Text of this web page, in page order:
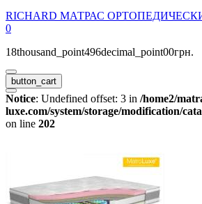
RICHARD МАТРАС
0
18thousand_point496decimal_point00грн.
button_cart
Notice: Undefined offset: 3 in /home2/
luxe.com/system/storage/modification/
on line 202